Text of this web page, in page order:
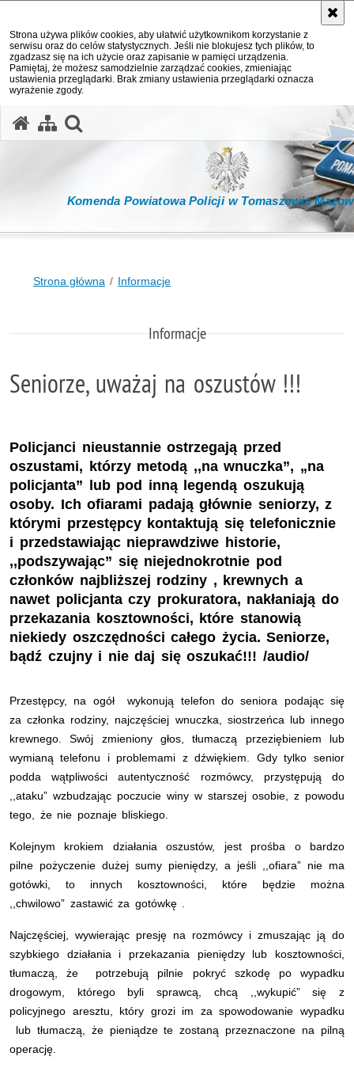
Strona używa plików cookies, aby ułatwić użytkownikom korzystanie z
serwisu oraz do celów statystycznych. Jeśli nie blokujesz tych plików, to
zgadzasz się na ich użycie oraz zapisanie w pamięci urządzenia.
Pamiętaj, że możesz samodzielnie zarządzać cookies, zmieniając
ustawienia przeglądarki. Brak zmiany ustawienia przeglądarki oznacza
wyrażenie zgody.
Komenda Powiatowa Policji w Tomaszowie
Strona główna Informacje
Informacje
Seniorze, uważaj na oszustów !!!
Policjanci nieustannie ostrzegają przed
oszustami, którzy metodą ,,na wnuczka”, „na
policjanta” lub pod inną legendą oszukują
osoby. Ich ofiarami padają głównie seniorzy, z
którymi przestępcy kontaktują się telefonicznie
i przedstawiając nieprawdziwe historie,
,,podszywając” się niejednokrotnie pod
członków najbliższej rodziny , krewnych a
nawet policjanta czy prokuratora, nakłaniają do
przekazania kosztowności, które stanowią
niekiedy oszczędności całego życia. Seniorze,
bądź czujny i nie daj się oszukać!!! /audio/
Przestępcy, na ogół wykonują telefon do seniora podając się
za członka rodziny, najczęściej wnuczka, siostrzeńca lub innego
krewnego. Swój zmieniony głos, tłumaczą przeziębieniem lub
wymianą telefonu i problemami z dźwiękiem. Gdy tylko senior
podda wątpliwości autentyczność rozmówcy, przystępują do
,,ataku” wzbudzając poczucie winy w starszej osobie, z powodu
tego, że nie poznaje bliskiego.
Kolejnym krokiem działania oszustów, jest prośba o bardzo
pilne pożyczenie dużej sumy pieniędzy, a jeśli ,,ofiara” nie ma
gotówki, to innych kosztowności, które będzie można
,,chwilowo” zastawić za gotówkę .
Najczęściej, wywierając presję na rozmówcy i zmuszając ją do
szybkiego działania i przekazania pieniędzy lub kosztowności,
tłumaczą, że potrzebują pilnie pokryć szkodę po wypadku
drogowym, którego byli sprawcą, chcą ,,wykupić” się z
policyjnego aresztu, który grozi im za spowodowanie wypadku
lub tłumaczą, że pieniądze te zostaną przeznaczone na pilną
operację.